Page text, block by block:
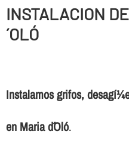
INSTALACION
´OLÓ
Instalamos grifos,
en Maria d´Oló.